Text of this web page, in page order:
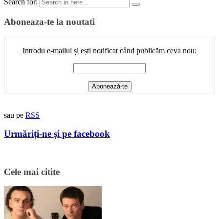
Search for:
Aboneaza-te la noutati
Introdu e-mailul și ești notificat când publicăm ceva nou:
sau pe RSS
Urmăriți-ne și pe facebook
Cele mai citite